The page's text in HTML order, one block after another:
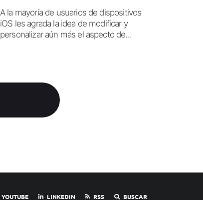
A la mayoría de usuarios de dispositivos
iOS les agrada la idea de modificar y
personalizar aún más el aspecto de...
YOUTUBE LINKEDIN RSS BUSCAR